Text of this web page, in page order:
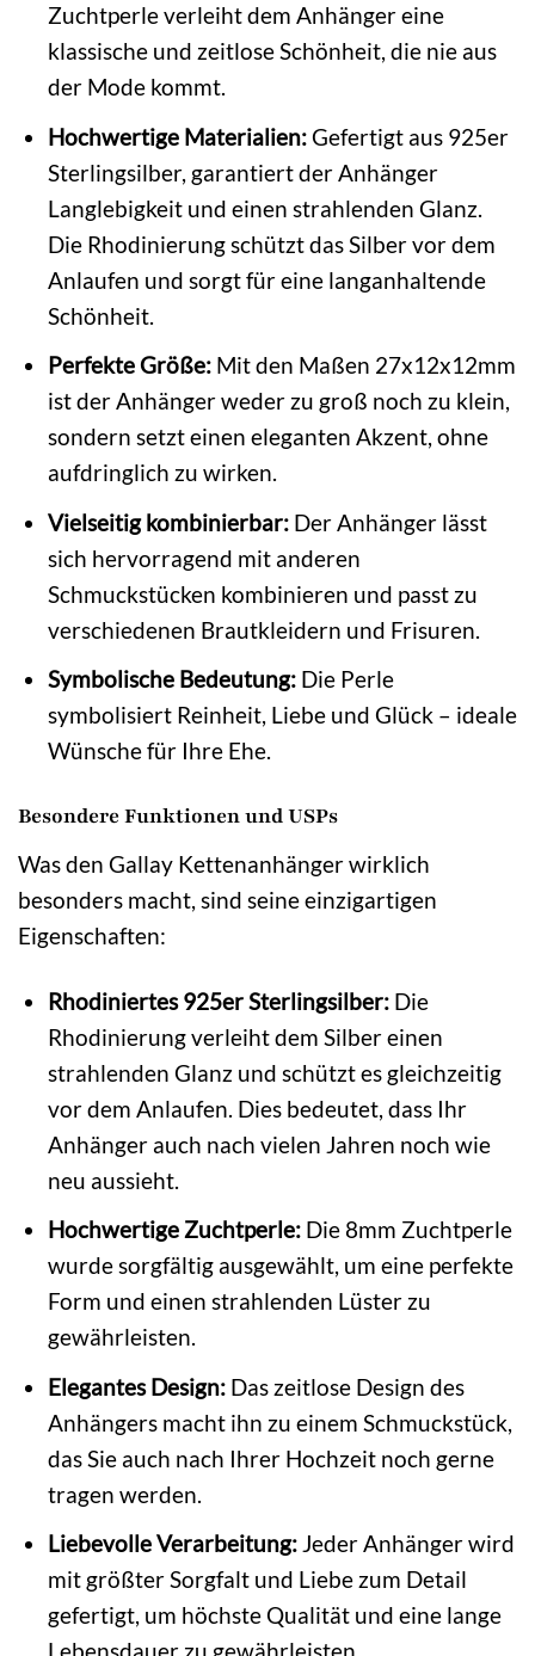
Zuchtperle verleiht dem Anhänger eine
klassische und zeitlose Schönheit, die nie aus
der Mode kommt.
Hochwertige Materialien:Gefertigt aus 925er
Sterlingsilber, garantiert der Anhänger
Langlebigkeit und einen strahlenden Glanz.
Die Rhodinierung schützt das Silber vor dem
Anlaufen und sorgt für eine langanhaltende
Schönheit.
Perfekte Größe:Mit den Maßen 27x12x12mm
ist der Anhänger weder zu groß noch zu klein,
sondern setzt einen eleganten Akzent, ohne
aufdringlich zu wirken.
Vielseitig kombinierbar:Der Anhänger lässt
sich hervorragend mit anderen
Schmuckstücken kombinieren und passt zu
verschiedenen Brautkleidern und Frisuren.
Symbolische Bedeutung:Die Perle
symbolisiert Reinheit, Liebe und Glück – ideale
Wünsche für Ihre Ehe.
Besondere Funktionen und USPs
Was den Gallay Kettenanhänger wirklich
besonders macht, sind seine einzigartigen
Eigenschaften:
Rhodiniertes 925er Sterlingsilber:Die
Rhodinierung verleiht dem Silber einen
strahlenden Glanz und schützt es gleichzeitig
vor dem Anlaufen. Dies bedeutet, dass Ihr
Anhänger auch nach vielen Jahren noch wie
neu aussieht.
Hochwertige Zuchtperle:Die 8mm Zuchtperle
wurde sorgfältig ausgewählt, um eine perfekte
Form und einen strahlenden Lüster zu
gewährleisten.
Elegantes Design:Das zeitlose Design des
Anhängers macht ihn zu einem Schmuckstück,
das Sie auch nach Ihrer Hochzeit noch gerne
tragen werden.
Liebevolle Verarbeitung:Jeder Anhänger wird
mit größter Sorgfalt und Liebe zum Detail
gefertigt, um höchste Qualität und eine lange